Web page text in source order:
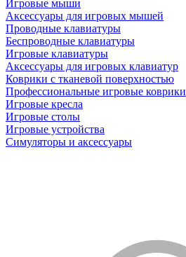
Игровые мыши
Аксессуары для игровых мышей
Проводные клавиатуры
Беспроводные клавиатуры
Игровые клавиатуры
Аксессуары для игровых клавиатур
Коврики с тканевой поверхностью
Профессиональные игровые коврики
Игровые кресла
Игровые столы
Игровые устройства
Симуляторы и аксессуары